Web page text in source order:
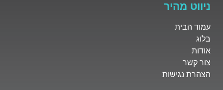
ניווט מהיר
עמוד הבית
בלוג
אודות
צור קשר
הצהרת נגישות